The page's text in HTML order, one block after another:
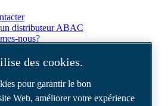
distributeur ABAC
nous?
des cookies.
pour garantir le bon
Web, améliorer votre expérience